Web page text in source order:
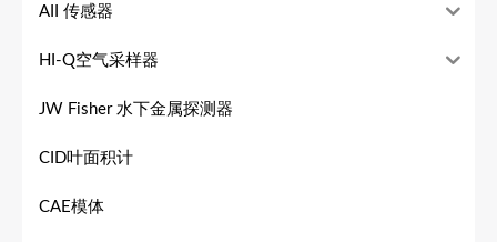
AII 传感器
HI-Q空气采样器
JW Fisher 水下金属探测器
CID叶面积计
CAE模体